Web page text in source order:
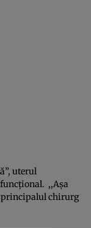
uterul
,,Aşa
principalul chirurg